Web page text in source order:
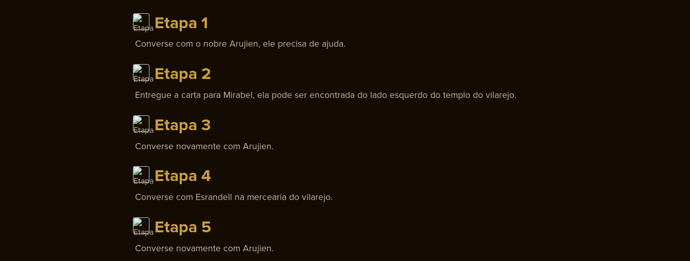
Etapa 1
Converse com o nobre Arujien, ele precisa de ajuda.
Etapa 2
Entregue a carta para Mirabel, ela pode ser encontrada do lado esquerdo do templo do vilarejo.
Etapa 3
Converse novamente com Arujien.
Etapa 4
Converse com Esrandell na mercearia do vilarejo.
Etapa 5
Converse novamente com Arujien.